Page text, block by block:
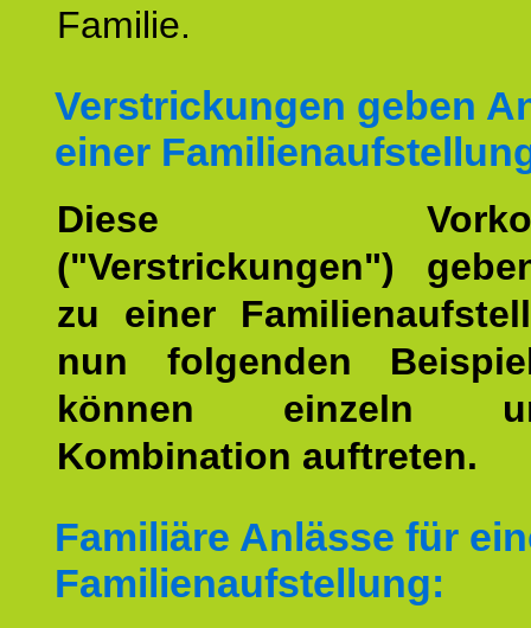
Familie.
Verstrickungen geben
einer
Diese
("Verstrickungen")
zu einer
nun folgenden
können einzeln
Kombination auftreten.
Familiäre Anlässe für
Familienaufstellung: